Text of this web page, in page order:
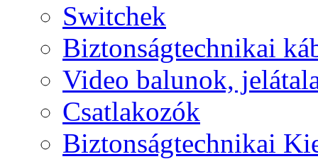
Switchek
Biztonságtechnikai
Video balunok,
Csatlakozók
Biztonságtechnikai